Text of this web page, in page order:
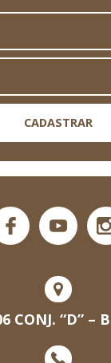
CADASTRAR
CONJ. “D” –